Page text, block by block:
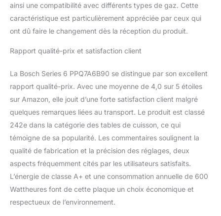
ainsi une compatibilité avec différents types de gaz. Cette
caractéristique est particulièrement appréciée par ceux qui
ont dû faire le changement dès la réception du produit.
Rapport qualité-prix et satisfaction client
La Bosch Series 6 PPQ7A6B90 se distingue par son excellent
rapport qualité-prix. Avec une moyenne de 4,0 sur 5 étoiles
sur Amazon, elle jouit d’une forte satisfaction client malgré
quelques remarques liées au transport. Le produit est classé
242e dans la catégorie des tables de cuisson, ce qui
témoigne de sa popularité. Les commentaires soulignent la
qualité de fabrication et la précision des réglages, deux
aspects fréquemment cités par les utilisateurs satisfaits.
L’énergie de classe A+ et une consommation annuelle de 600
Wattheures font de cette plaque un choix économique et
respectueux de l’environnement.